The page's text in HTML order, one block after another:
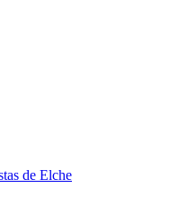
de Elche